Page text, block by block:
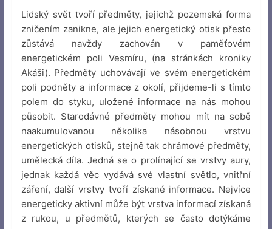
Lidský svět tvoří předměty, jejichž pozemská forma
zničením zanikne, ale jejich energetický otisk přesto
zůstává navždy zachován v paměťovém
energetickém poli Vesmíru, (na stránkách kroniky
Akáši). Předměty uchovávají ve svém energetickém
poli podněty a informace z okolí, přijdeme-li s tímto
polem do styku, uložené informace na nás mohou
působit. Starodávné předměty mohou mít na sobě
naakumulovanou několika násobnou vrstvu
energetických otisků, stejně tak chrámové předměty,
umělecká díla. Jedná se o prolínající se vrstvy aury,
jednak každá věc vydává své vlastní světlo, vnitřní
záření, další vrstvy tvoří získané informace. Nejvíce
energeticky aktivní může být vrstva informací získaná
z rukou, u předmětů, kterých se často dotýkáme